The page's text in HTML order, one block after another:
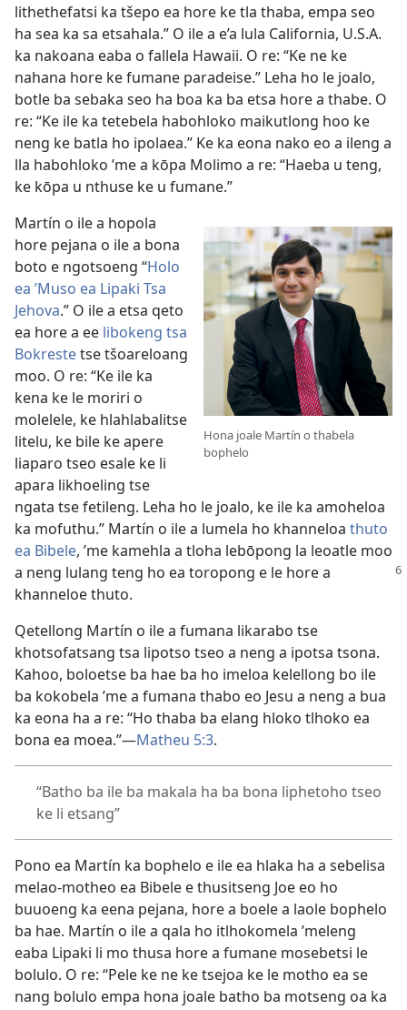
lithethefatsi ka tšepo ea hore ke tla thaba, empa seo
ha sea ka sa etsahala.” O ile a e’a lula California, U.S.A.
ka nakoana eaba o fallela Hawaii. O re: “Ke ne ke
nahana hore ke fumane paradeise.” Leha ho le joalo,
botle ba sebaka seo ha boa ka ba etsa hore a thabe. O
re: “Ke ile ka tetebela habohloko maikutlong hoo ke
neng ke batla ho ipolaea.” Ke ka eona nako eo a ileng a
lla habohloko ’me a kōpa Molimo a re: “Haeba u teng,
ke kōpa u nthuse ke u fumane.”
Hona joale Martín o thabela
bophelo
Martín o ile a hopola
hore pejana o ile a bona
boto e ngotsoeng “Holo
ea ’Muso ea Lipaki Tsa
Jehova.” O ile a etsa qeto
ea hore a ee libokeng tsa
Bokrestetse tšoareloang
moo. O re: “Ke ile ka
kena ke le moriri o
molelele, ke hlahlabalitse
litelu, ke bile ke apere
liaparo tseo esale ke li
apara likhoeling tse
ngata tse fetileng. Leha ho le joalo, ke ile ka amoheloa
ka mofuthu.” Martín o ile a lumela ho khanneloa thuto
ea Bibele, ’me kamehla a tloha lebōpong la leoatle moo
a neng lulang teng ho ea toropong e le hore a
khanneloe thuto.
Qetellong Martín o ile a fumana likarabo tse
khotsofatsang tsa lipotso tseo a neng a ipotsa tsona.
Kahoo, boloetse ba hae ba ho imeloa kelellong bo ile
ba kokobela ’me a fumana thabo eo Jesu a neng a bua
ka eona ha a re: “Ho thaba ba elang hloko tlhoko ea
bona ea moea.”—Matheu 5:3.
“Batho ba ile ba makala ha ba bona liphetoho tseo
ke li etsang”
Pono ea Martín ka bophelo e ile ea hlaka ha a sebelisa
melao-motheo ea Bibele e thusitseng Joe eo ho
buuoeng ka eena pejana, hore a boele a laole bophelo
ba hae. Martín o ile a qala ho itlhokomela ’meleng
eaba Lipaki li mo thusa hore a fumane mosebetsi le
bolulo. O re: “Pele ke ne ke tsejoa ke le motho ea se
nang bolulo empa hona joale batho ba motseng oa ka